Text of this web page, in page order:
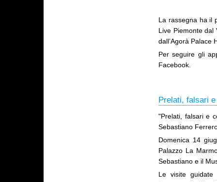
La rassegna ha il
Live Piemonte dal
dall’Agorà Palace
Per seguire gli
Facebook.
Prelati, falsari
"Prelati, falsari e
Sebastiano
Domenica 14
Palazzo La
Sebastiano e il
Le visite